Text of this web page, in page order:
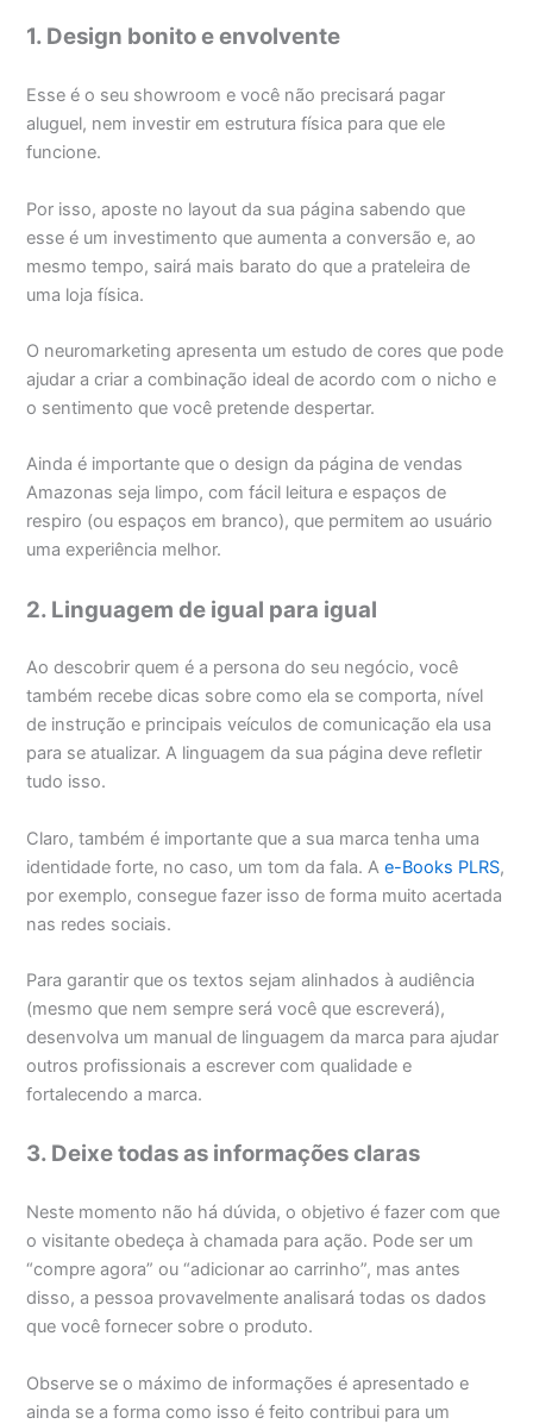
1. Design bonito e envolvente
Esse é o seu showroom e você não precisará pagar
aluguel, nem investir em estrutura física para que ele
funcione.
Por isso, aposte no layout da sua página sabendo que
esse é um investimento que aumenta a conversão e, ao
mesmo tempo, sairá mais barato do que a prateleira de
uma loja física.
O neuromarketing apresenta um estudo de cores que pode
ajudar a criar a combinação ideal de acordo com o nicho e
o sentimento que você pretende despertar.
Ainda é importante que o design da página de vendas
Amazonas seja limpo, com fácil leitura e espaços de
respiro (ou espaços em branco), que permitem ao usuário
uma experiência melhor.
2. Linguagem de igual para igual
Ao descobrir quem é a persona do seu negócio, você
também recebe dicas sobre como ela se comporta, nível
de instrução e principais veículos de comunicação ela usa
para se atualizar. A linguagem da sua página deve refletir
tudo isso.
Claro, também é importante que a sua marca tenha uma
identidade forte, no caso, um tom da fala. Ae-Books PLRS,
por exemplo, consegue fazer isso de forma muito acertada
nas redes sociais.
Para garantir que os textos sejam alinhados à audiência
(mesmo que nem sempre será você que escreverá),
desenvolva um manual de linguagem da marca para ajudar
outros profissionais a escrever com qualidade e
fortalecendo a marca.
3. Deixe todas as informações claras
Neste momento não há dúvida, o objetivo é fazer com que
o visitante obedeça à chamada para ação. Pode ser um
“compre agora” ou “adicionar ao carrinho”, mas antes
disso, a pessoa provavelmente analisará todas os dados
que você fornecer sobre o produto.
Observe se o máximo de informações é apresentado e
ainda se a forma como isso é feito contribui para um